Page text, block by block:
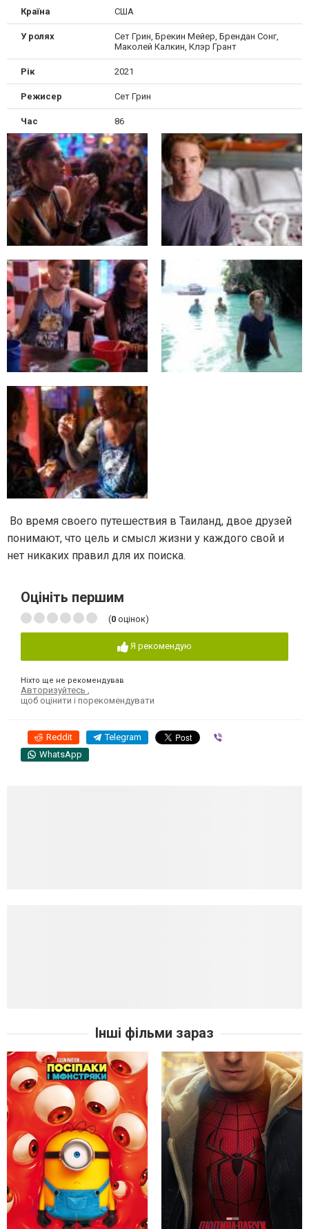
Країна США
У ролях
Сет Грин, Брекин Мейер, Брендан Сонг,
Маколей Калкин, Клэр Грант
Рік 2021
Режисер Сет Грин
Час 86
Во время своего путешествия в Таиланд, двое друзей
понимают, что цель и смысл жизни у каждого свой и
нет никаких правил для их поиска.
Оцініть першим
(0 оцінок)
Я рекомендую
Ніхто ще не рекомендував
Авторизуйтесь
щоб оцінити і порекомендувати
Reddit Telegram
WhatsApp
Інші фільми зараз